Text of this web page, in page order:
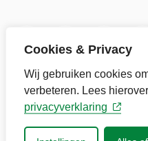
Cookies & Privacy
Wij gebruiken cookies
verbeteren. Lees
privacyverklaring